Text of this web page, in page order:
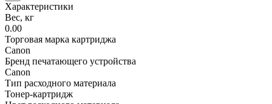
Характеристики
Вес, кг
0.00
Торговая марка картриджа
Canon
Бренд печатающего устройства
Canon
Тип расходного материала
Тонер-картридж